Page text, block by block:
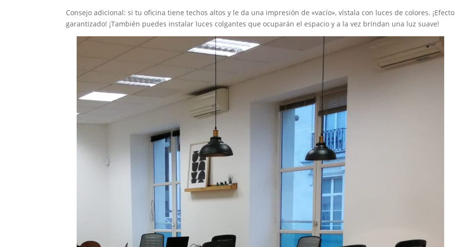
Consejo adicional: si tu oficina tiene techos altos y le da una impresión de «vacío», vístala con luces de colores. ¡Efecto
garantizado! ¡También puedes instalar luces colgantes que ocuparán el espacio y a la vez brindan una luz suave!